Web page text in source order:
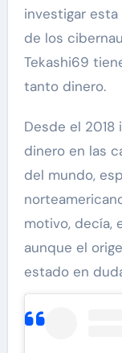
investigar
de los
Tekashi69
tanto dinero.
Desde el 2018
dinero en las
del mundo,
motivo, decía,
aunque el
estado en